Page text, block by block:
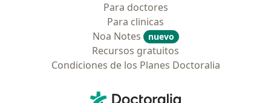
Para doctores
Para clinicas
Noa Notes
nuevo
Recursos gratuitos
Condiciones de los Planes Doctoralia
Doctoralia - Página de inicio